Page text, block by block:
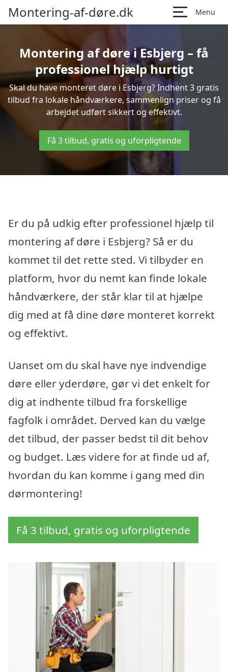
Montering-af-døre.dk Menu
Montering af døre i Esbjerg – få
professionel hjælp hurtigt
Skal du have monteret døre i Esbjerg? Indhent 3 gratis
tilbud fra lokale håndværkere, sammenlign priser og få
arbejdet udført sikkert og effektivt.
Få 3 tilbud, gratis og uforpligtende
Er du på udkig efter professionel hjælp til
montering af døre i Esbjerg? Så er du
kommet til det rette sted. Vi tilbyder en
platform, hvor du nemt kan finde lokale
håndværkere, der står klar til at hjælpe
dig med at få dine døre monteret korrekt
og effektivt.
Uanset om du skal have nye indvendige
døre eller yderdøre, gør vi det enkelt for
dig at indhente tilbud fra forskellige
fagfolk i området. Derved kan du vælge
det tilbud, der passer bedst til dit behov
og budget. Læs videre for at finde ud af,
hvordan du kan komme i gang med din
dørmontering!
Få 3 tilbud, gratis og uforpligtende